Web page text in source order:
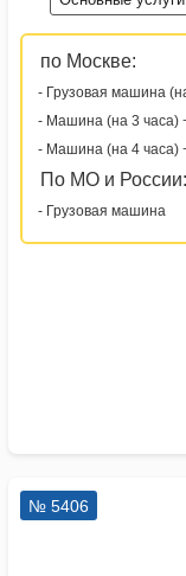
по Москве:
- Грузовая машина
- Машина (на 3 часа)
- Машина (на 4 часа)
По МО и России:
- Грузовая машина
№ 5406